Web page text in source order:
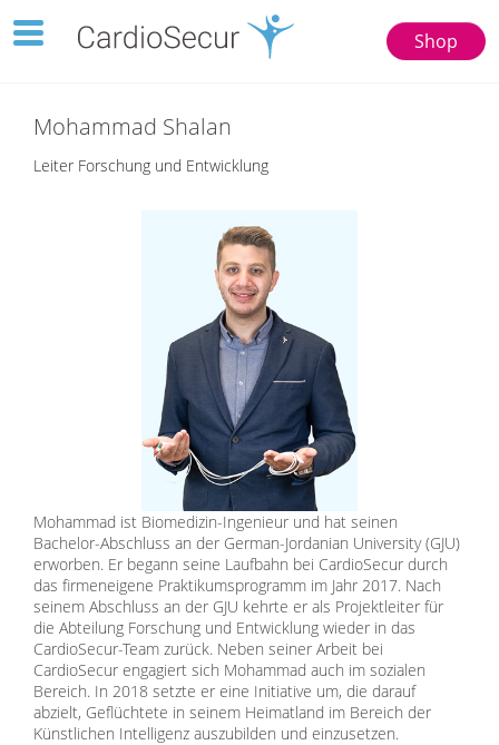
Shop
Toggle
navigation
Mohammad Shalan
Leiter Forschung und Entwicklung
Mohammad ist Biomedizin-Ingenieur und hat seinen
Bachelor-Abschluss an der German-Jordanian University (GJU)
erworben. Er begann seine Laufbahn bei CardioSecur durch
das firmeneigene Praktikumsprogramm im Jahr 2017. Nach
seinem Abschluss an der GJU kehrte er als Projektleiter für
die Abteilung Forschung und Entwicklung wieder in das
CardioSecur-Team zurück. Neben seiner Arbeit bei
CardioSecur engagiert sich Mohammad auch im sozialen
Bereich. In 2018 setzte er eine Initiative um, die darauf
abzielt, Geflüchtete in seinem Heimatland im Bereich der
Künstlichen Intelligenz auszubilden und einzusetzen.